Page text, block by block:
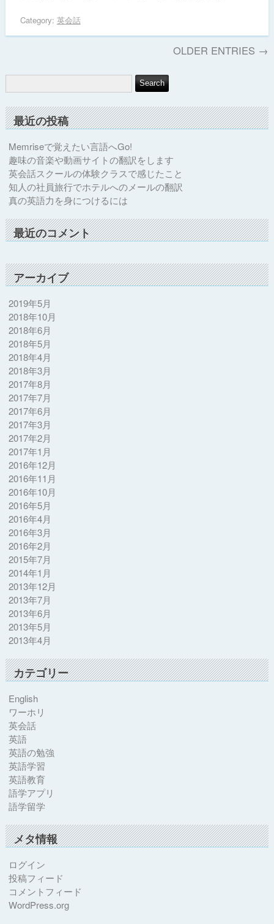
Category: 英会話
OLDER ENTRIES →
最近の投稿
Memriseで覚えたい言語へGo!
趣味の音楽や動画サイトの翻訳をします
英会話スクールの体験クラスで感じたこと
知人の社員旅行でホテルへのメールの翻訳
真の英語力を身につけるには
最近のコメント
アーカイブ
2019年5月
2018年10月
2018年6月
2018年5月
2018年4月
2018年3月
2017年8月
2017年7月
2017年6月
2017年3月
2017年2月
2017年1月
2016年12月
2016年11月
2016年10月
2016年5月
2016年4月
2016年3月
2016年2月
2015年7月
2014年1月
2013年12月
2013年7月
2013年6月
2013年5月
2013年4月
カテゴリー
English
ワーホリ
英会話
英語
英語の勉強
英語学習
英語教育
語学アプリ
語学留学
メタ情報
ログイン
投稿フィード
コメントフィード
WordPress.org